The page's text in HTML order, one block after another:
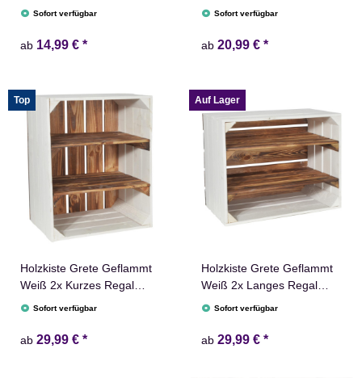
Weiß Obstkiste Dekokiste
Sofort verfügbar
ab 14,99 € *
Weiß Obstkiste Dekokiste
Sofort verfügbar
ab 20,99 € *
Top
Holzkiste Grete Geflammt
Weiß 2x Kurzes Regal
Obstkiste Dekokiste
50x40x30cm
Sofort verfügbar
ab 29,99 € *
Auf Lager
Holzkiste Grete Geflammt
Weiß 2x Langes Regal
Obstkiste Dekokiste
Gehobelt
Sofort verfügbar
ab 29,99 € *